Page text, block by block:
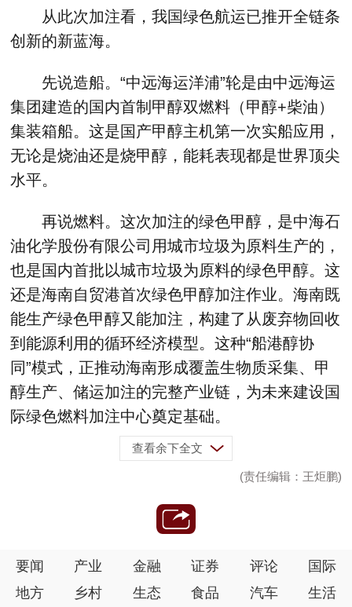
从此次加注看，我国绿色航运已推开全链条
创新的新蓝海。
先说造船。“中远海运洋浦”轮是由中远海运
集团建造的国内首制甲醇双燃料（甲醇+柴油）
集装箱船。这是国产甲醇主机第一次实船应用，
无论是烧油还是烧甲醇，能耗表现都是世界顶尖
水平。
再说燃料。这次加注的绿色甲醇，是中海石
油化学股份有限公司用城市垃圾为原料生产的，
也是国内首批以城市垃圾为原料的绿色甲醇。这
还是海南自贸港首次绿色甲醇加注作业。海南既
能生产绿色甲醇又能加注，构建了从废弃物回收
到能源利用的循环经济模型。这种“船港醇协
同”模式，正推动海南形成覆盖生物质采集、甲
醇生产、储运加注的完整产业链，为未来建设国
际绿色燃料加注中心奠定基础。
查看余下全文
(责任编辑：王炬鹏)
要闻 产业 金融 证券 评论
国际
地方
乡村 生态 食品 汽车 生活